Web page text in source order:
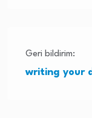
Geri bildirim:
writing your